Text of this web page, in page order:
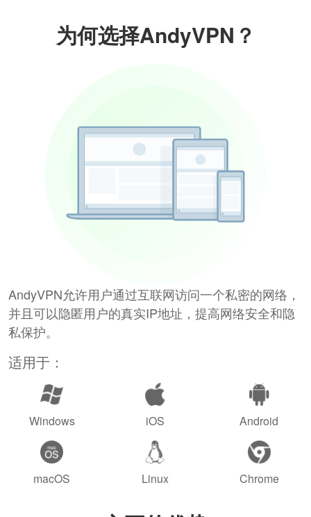
为何选择AndyVPN？
AndyVPN允许用户通过互联网访问一个私密的网络，
并且可以隐匿用户的真实IP地址，提高网络安全和隐
私保护。
适用于：
Windows iOS Android
macOS Linux Chrome